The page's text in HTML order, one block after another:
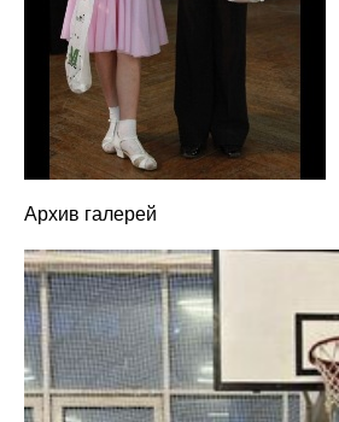
Архив галерей